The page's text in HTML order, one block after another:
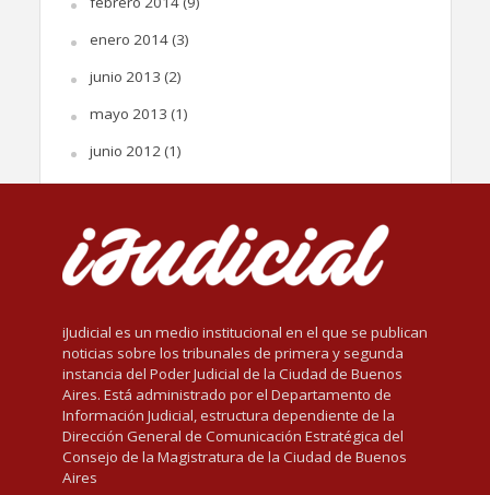
enero 2014(3)
junio 2013 (2)
mayo 2013 (1)
junio 2012(1)
iJudicial es un medio institucional en el que se publican
noticias sobre los tribunales de primera y segunda
instancia del Poder Judicial de la Ciudad de Buenos
Aires. Está administrado por el Departamento de
Información Judicial, estructura dependiente de la
Dirección General de Comunicación Estratégica del
Consejo de la Magistratura de la Ciudad de Buenos
Aires